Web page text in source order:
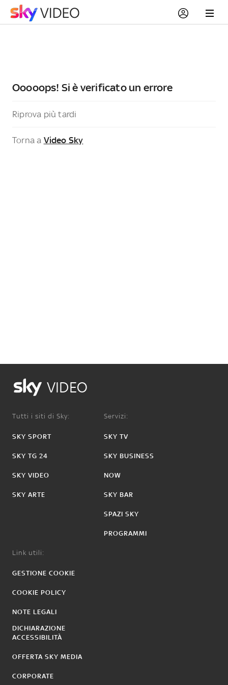
Ooooops! Si è verificato un errore
Riprova più tardi
Torna a Video Sky
VIDEO
Tutti i siti di Sky:
SKY SPORT
SKY TG 24
SKY VIDEO
SKY ARTE
Servizi:
SKY TV
SKY BUSINESS
NOW
SKY BAR
SPAZI SKY
PROGRAMMI
Link utili:
GESTIONE COOKIE
COOKIE POLICY
NOTE LEGALI
DICHIARAZIONE
ACCESSIBILITÀ
OFFERTA SKY MEDIA
CORPORATE